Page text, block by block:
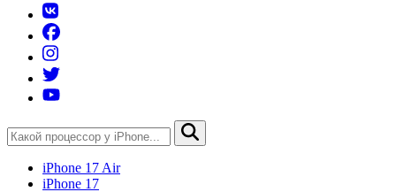
iPhone 17 Air
iPhone 17